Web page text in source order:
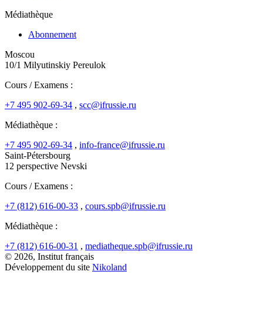
Médiathèque
Abonnement
Moscou
10/1 Milyutinskiy Pereulok
Cours / Examens :
+7 495 902-69-34 , scc@ifrussie.ru
Médiathèque :
+7 495 902-69-34 , info-france@ifrussie.ru
Saint-Pétersbourg
12 perspective Nevski
Cours / Examens :
+7 (812) 616-00-33 , cours.spb@ifrussie.ru
Médiathèque :
+7 (812) 616-00-31 , mediatheque.spb@ifrussie.ru
© 2026, Institut français
Développement du site Nikoland